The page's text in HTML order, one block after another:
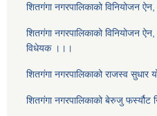
शितगंगा नगरपालिकाको विनियोजन
शितगंगा नगरपालिकाको विनियोजन
विधेयक ।।।
शितगंगा नगरपालिकाको राजस्व सुधार
शितगंगा नगरपालिकाको बेरुजु फर्स्यौट